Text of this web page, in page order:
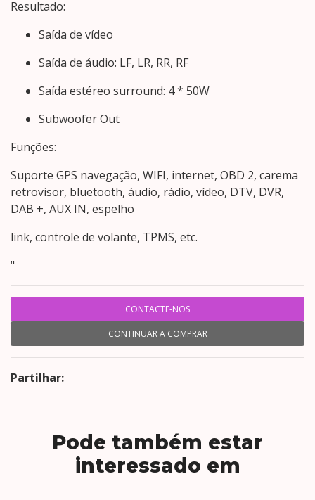
Resultado:
Saída de vídeo
Saída de áudio: LF, LR, RR, RF
Saída estéreo surround: 4 * 50W
Subwoofer Out
Funções:
Suporte GPS navegação, WIFI, internet, OBD 2, carema
retrovisor, bluetooth, áudio, rádio, vídeo, DTV, DVR,
DAB +, AUX IN, espelho
link, controle de volante, TPMS, etc.
"
CONTACTE-NOS
CONTINUAR A COMPRAR
Partilhar:
Pode também estar
interessado em